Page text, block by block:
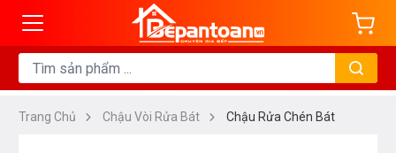
Trang Chủ Chậu Vòi Rửa Bát Chậu Rửa Chén Bát